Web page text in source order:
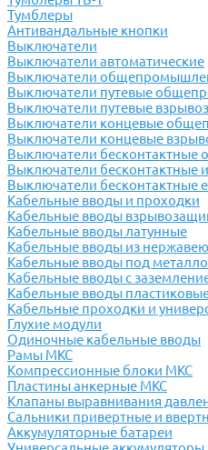
Тумблеры
Антивандальные кнопки
Выключатели
Выключатели автоматические
Выключатели
Выключатели путевые
Выключатели путевые
Выключатели концевые
Выключатели концевые
Выключатели бесконтактные
Выключатели бесконтактные
Выключатели бесконтактные
Кабельные вводы и проходки
Кабельные вводы
Кабельные вводы латунные
Кабельные вводы из
Кабельные вводы под
Кабельные вводы с
Кабельные вводы
Кабельные проходки и
Глухие модули
Одиночные кабельные вводы
Рамы МКС
Компрессионные блоки МКС
Пластины анкерные МКС
Клапаны выравнивания
Сальники привертные и
Аккумуляторные батареи